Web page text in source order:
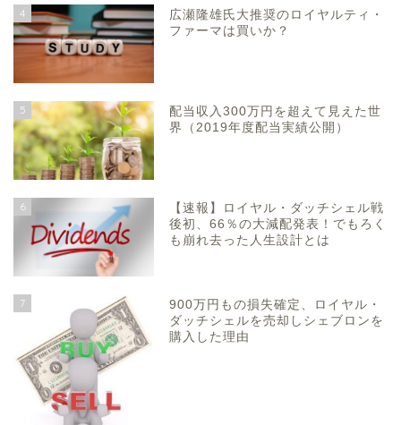
4
広瀬隆雄氏大推奨のロイヤルティ・
ファーマは買いか？
5
配当収入300万円を超えて見えた世
界（2019年度配当実績公開）
6
【速報】ロイヤル・ダッチシェル戦
後初、66％の大減配発表！でもろく
も崩れ去った人生設計とは
7
900万円もの損失確定、ロイヤル・
ダッチシェルを売却しシェブロンを
購入した理由